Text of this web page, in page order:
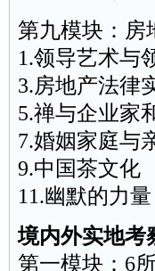
第九模块：房
1.领导艺术与
3.房地产法
5.禅与企业家
7.婚姻家庭与
9.中国茶文化
11.幽默的力
境内外实地考
第一模块：6